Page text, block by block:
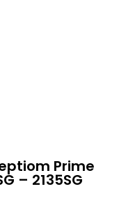
Prime
– 2135SG